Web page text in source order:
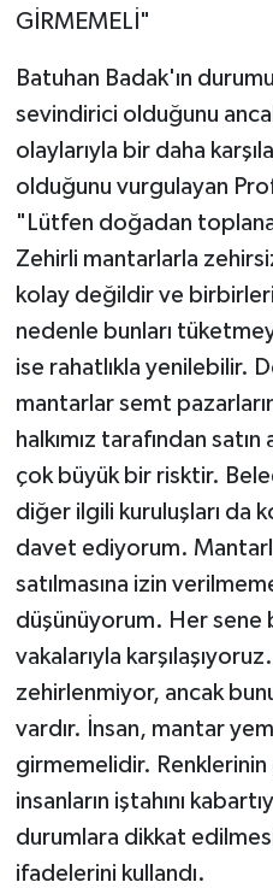
GİRMEMELİ"
Batuhan Badak'ın
sevindirici olduğunu
olaylarıyla bir daha
olduğunu vurgulayan
"Lütfen doğadan
Zehirli mantarlarla zehirsiz
kolay değildir ve
nedenle bunları
ise rahatlıkla yenilebilir.
mantarlar semt
halkımız tarafından
çok büyük bir risktir.
diğer ilgili kuruluşları da
davet ediyorum.
satılmasına izin
düşünüyorum. Her sene
vakalarıyla
zehirlenmiyor, ancak
vardır. İnsan, mantar
girmemelidir. Renklerinin
insanların iştahını
durumlara dikkat
ifadelerini kullandı.